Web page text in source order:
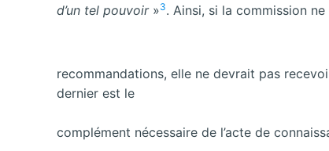
d’un tel pouvoir »3. Ainsi, si la commission
recommandations, elle ne devrait pas
dernier est le
complément nécessaire de l’acte de